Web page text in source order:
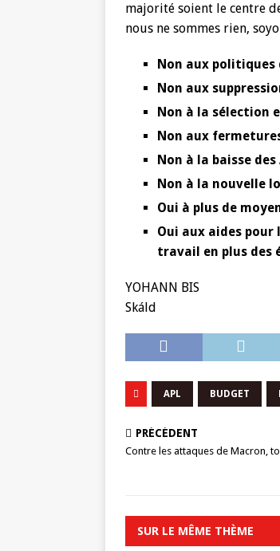
majorité soient le centre
nous ne sommes rien,
Non aux politiques
Non aux
Non à la sélection
Non aux
Non à la baisse des
Non à la nouvelle
Oui à plus de
Oui aux aides pour
travail en plus des
YOHANN BIS
Skáld
APL BUDGET
PRÉCÉDENT
Contre les attaques de Macron,
SUR LE MÊME THÈME